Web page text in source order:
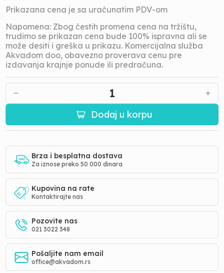
Prikazana cena je sa uračunatim PDV-om
Napomena: Zbog čestih promena cena na tržištu,
trudimo se prikazan cena bude 100% ispravna ali se
može desiti i greška u prikazu. Komercijalna služba
Akvadom doo, obavezno proverava cenu pre
izdavanja krajnje ponude ili predračuna.
1
Dodaj u korpu
Brza i besplatna dostava
Za iznose preko 50 000 dinara
Kupovina na rate
Kontaktirajte nas
Pozovite nas
021 3022 348
Pošaljite nam email
office@akvadom.rs